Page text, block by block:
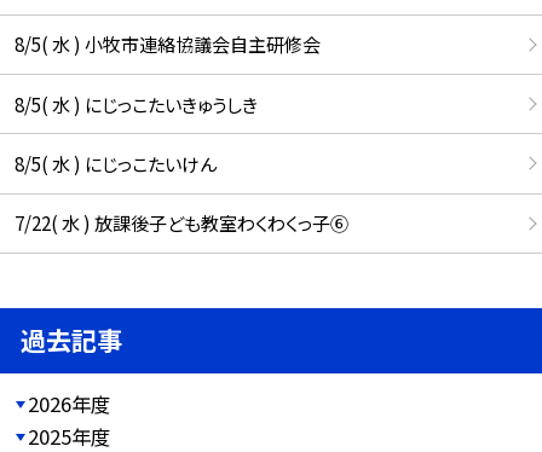
8/5( 水 ) 小牧市連絡協議会自主研修会
8/5( 水 ) にじっこたいきゅうしき
8/5( 水 ) にじっこたいけん
7/22( 水 ) 放課後子ども教室わくわくっ子⑥
過去記事
2026年度
2025年度